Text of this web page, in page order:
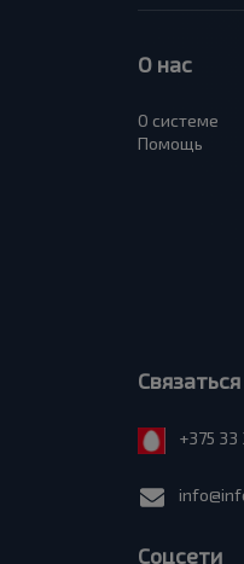
О нас
О системе
Помощь
+375
Соцсети